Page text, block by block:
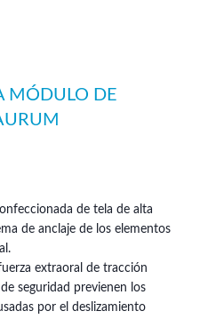
MÓDULO DE
de tela de alta
de anclaje de los elementos
extraoral de tracción
seguridad previenen los
por el deslizamiento